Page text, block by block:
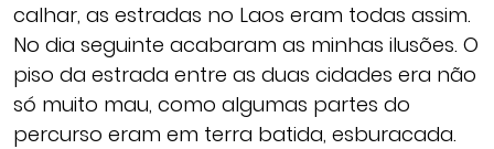
calhar, as estradas no Laos eram todas assim.
No dia seguinte acabaram as minhas ilusões. O
piso da estrada entre as duas cidades era não
só muito mau, como algumas partes do
percurso eram em terra batida, esburacada.